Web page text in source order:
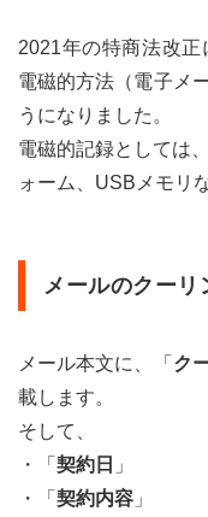
かど
うか
はご
相談
くだ
さい
2021年の特商法改
電磁的方法（電子メ
うになりました。
電磁的記録としては
ォーム、USBメモリ
メールのクー
メール本文に、「 ク
載します。
そして、
・「 契約日 」
・「 契約内容 」